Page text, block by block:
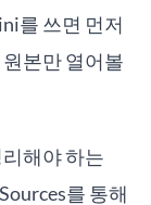
를 쓰면 먼저
본만 열어볼
해야 하는
를 통해